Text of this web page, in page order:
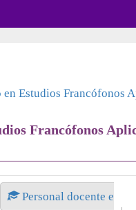
en Estudios Francófonos
Francófonos
Personal docente e